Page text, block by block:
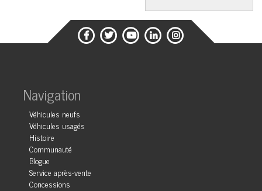
Navigation
Véhicules neufs
Véhicules usagés
Histoire
Communauté
Blogue
Service après-vente
Concessions